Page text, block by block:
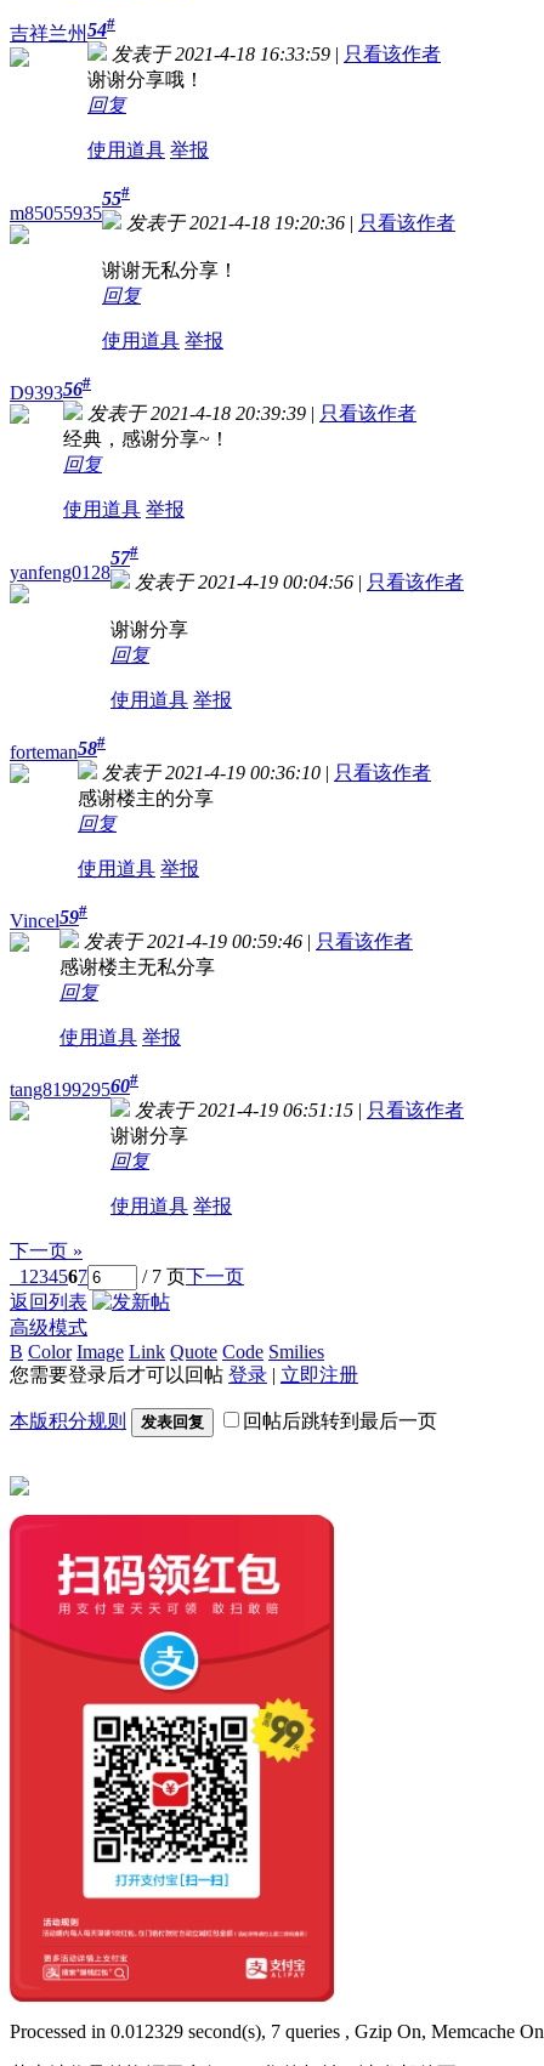
吉祥兰州54#
发表于 2021-4-18 16:33:59 | 只看该作者
谢谢分享哦！
回复
使用道具 举报
m85055935
55#
发表于 2021-4-18 19:20:36 | 只看该作者
谢谢无私分享！
回复
使用道具 举报
D939356#
发表于 2021-4-18 20:39:39 | 只看该作者
经典，感谢分享~！
回复
使用道具 举报
yanfeng0128
57#
发表于 2021-4-19 00:04:56 | 只看该作者
谢谢分享
回复
使用道具 举报
forteman58#
发表于 2021-4-19 00:36:10 | 只看该作者
感谢楼主的分享
回复
使用道具 举报
Vincel59#
发表于 2021-4-19 00:59:46 | 只看该作者
感谢楼主无私分享
回复
使用道具 举报
tang819929560#
发表于 2021-4-19 06:51:15 | 只看该作者
谢谢分享
回复
使用道具 举报
下一页 »
1 234567 / 7 页下一页
返回列表
高级模式
B Color Image Link Quote Code Smilies
您需要登录后才可以回帖 登录 | 立即注册
本版积分规则 发表回复 回帖后跳转到最后一页
Processed in 0.012329 second(s), 7 queries , Gzip On, Memcache